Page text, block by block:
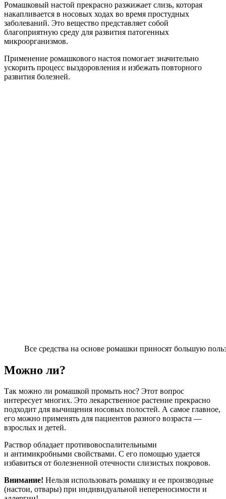
Ромашковый настой прекрасно разжижает слизь, которая
накапливается в носовых ходах во время простудных
заболеваний. Это вещество представляет собой
благоприятную среду для развития патогенных
микроорганизмов.
Применение ромашкового настоя помогает значительно
ускорить процесс выздоровления и избежать повторного
развития болезней.
Все средства на основе ромашки приносят большую
Можно ли?
Так можно ли ромашкой промыть нос? Этот вопрос
интересует многих. Это лекарственное растение прекрасно
подходит для вычищения носовых полостей. А самое главное,
его можно применять для пациентов разного возраста —
взрослых и детей.
Раствор обладает противовоспалительными
и антимикробными свойствами. С его помощью удается
избавиться от болезненной отечности слизистых покровов.
Внимание! Нельзя использовать ромашку и ее производные
(настои, отвары) при индивидуальной непереносимости и